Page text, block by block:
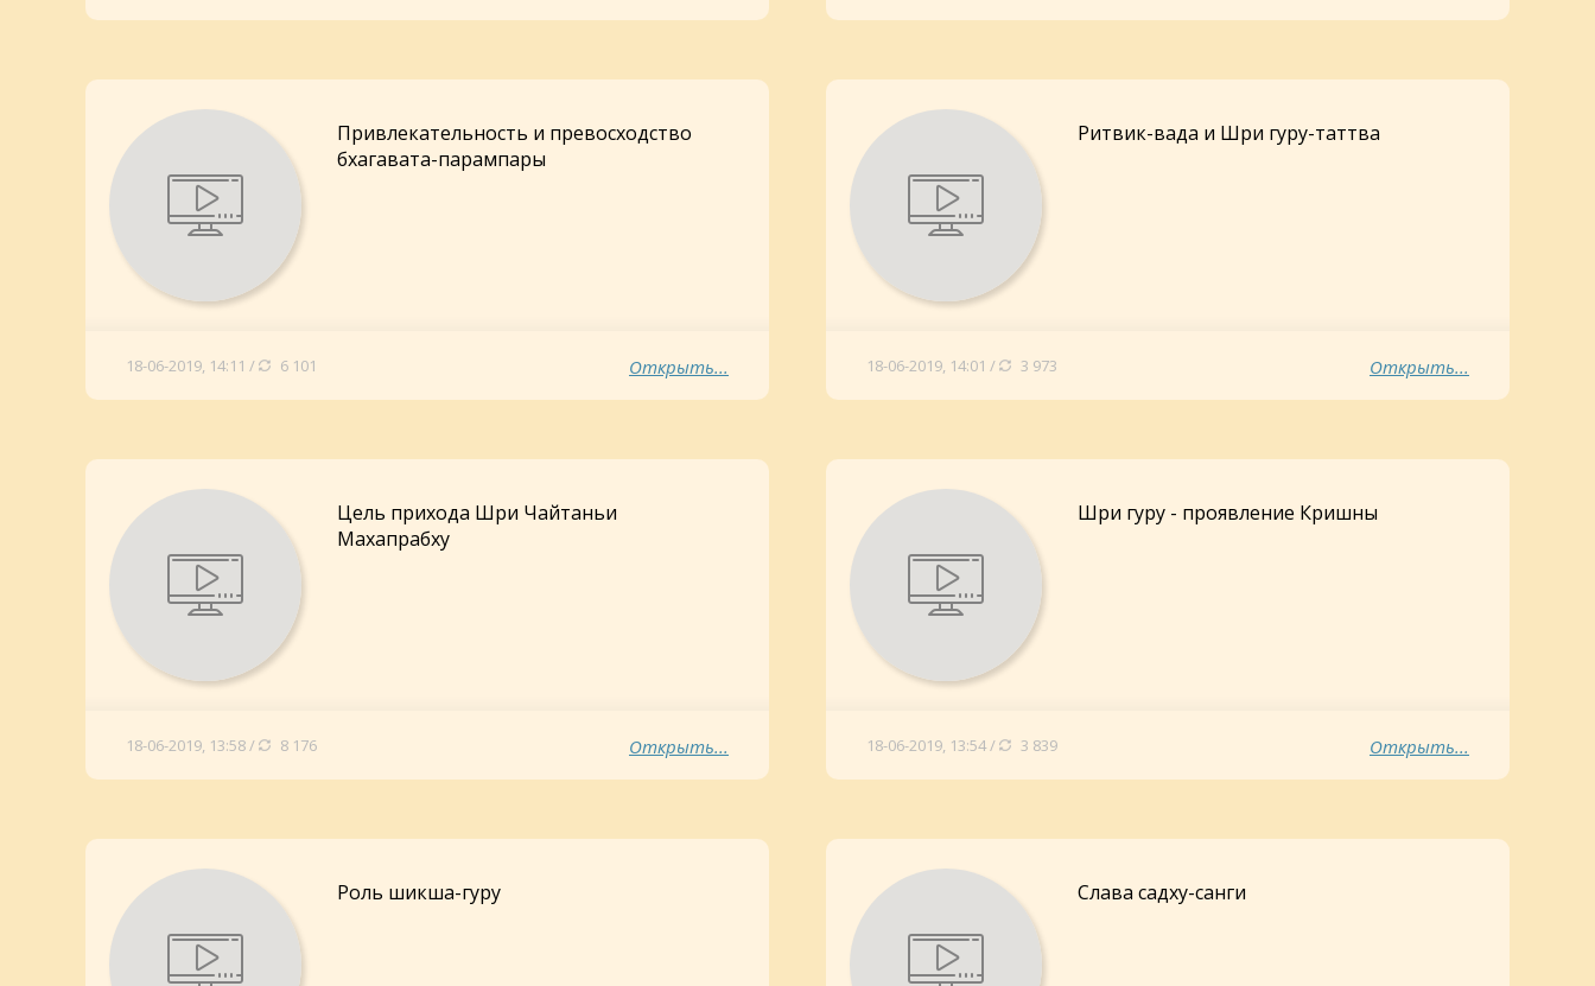
Привлекательность и превосходство
бхагавата-парампары
18-06-2019, 14:11 / 6 101 Открыть...
Ритвик-вада и Шри гуру-таттва
18-06-2019, 14:01 / 3 973 Открыть...
Цель прихода Шри Чайтаньи
Махапрабху
18-06-2019, 13:58 / 8 176 Открыть...
Шри гуру - проявление Кришны
18-06-2019, 13:54 / 3 839 Открыть...
Роль шикша-гуру Слава садху-санги